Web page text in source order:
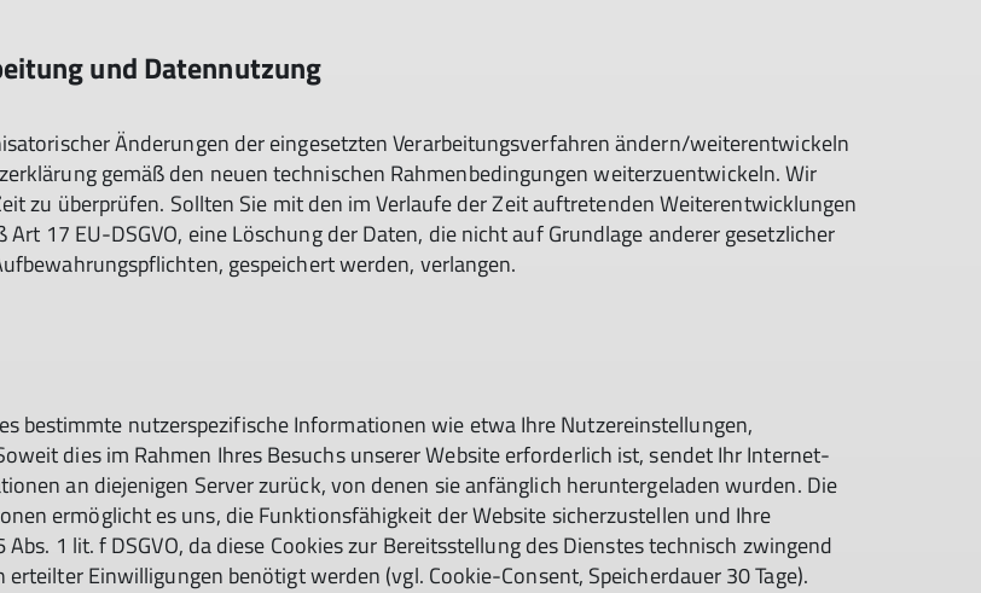
und Datennutzung
Änderungen der eingesetzten Verarbeitungsverfahren ändern/weiterentwickeln
gemäß den neuen technischen Rahmenbedingungen weiterzuentwickeln. Wir
zu überprüfen. Sollten Sie mit den im Verlaufe der Zeit auftretenden Weiterentwicklungen
17 EU-DSGVO, eine Löschung der Daten, die nicht auf Grundlage anderer gesetzlicher
gespeichert werden, verlangen.
bestimmte nutzerspezifische Informationen wie etwa Ihre Nutzereinstellungen,
dies im Rahmen Ihres Besuchs unserer Website erforderlich ist, sendet Ihr Internet-
an diejenigen Server zurück, von denen sie anfänglich heruntergeladen wurden. Die
ermöglicht es uns, die Funktionsfähigkeit der Website sicherzustellen und Ihre
1 lit. f DSGVO, da diese Cookies zur Bereitsstellung des Dienstes technisch zwingend
Einwilligungen benötigt werden (vgl. Cookie-Consent, Speicherdauer 30 Tage).